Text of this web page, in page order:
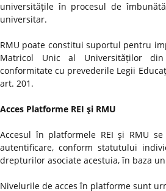
universitățile în procesul de
universitar.
RMU poate constitui suportul pentru
Matricol Unic al Universităților din
conformitate cu prevederile Legii
art. 201.
Acces Platforme REI şi RMU
Accesul în platformele REI şi RMU
autentificare, conform statutului
drepturilor asociate acestuia, în baza
Nivelurile de acces în platforme sunt